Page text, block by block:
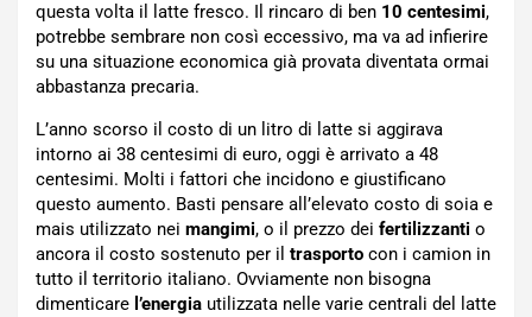
questa volta il latte fresco. Il rincaro di ben 10 centesimi,
potrebbe sembrare non così eccessivo, ma va ad infierire
su una situazione economica già provata diventata ormai
abbastanza precaria.
L’anno scorso il costo di un litro di latte si aggirava
intorno ai 38 centesimi di euro, oggi è arrivato a 48
centesimi. Molti i fattori che incidono e giustificano
questo aumento. Basti pensare all’elevato costo di soia e
mais utilizzato nei mangimi, o il prezzo dei fertilizzanti o
ancora il costo sostenuto per il trasporto con i camion in
tutto il territorio italiano. Ovviamente non bisogna
dimenticare l’energia utilizzata nelle varie centrali del latte